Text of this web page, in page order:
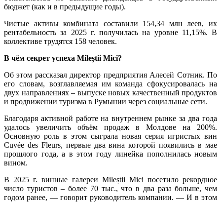
бюджет (как и в предыдущие годы).
Чистые активы комбината составили 154,34 млн леев, их
рентабельность за 2025 г. получилась на уровне 11,15%. В
коллективе трудятся 158 человек.
В чём секрет успеха Mileștii Mici?
Об этом рассказал директор предприятия Алесей Сотник. По
его словам, возглавляемая им команда сфокусировалась на
двух направлениях – выпуске новых качественный продуктов
и продвижении туризма в Румынии через социальные сети.
Благодаря активной работе на внутреннем рынке за два года
удалось увеличить объём продаж в Молдове на 200%.
Основную роль в этом сыграла новая серия игристых вин
Cuvée des Fleurs, первые два вина которой появились в мае
прошлого года, а в этом году линейка пополнилась новым
вином.
В 2025 г. винные галереи Mileștii Mici посетило рекордное
число туристов – более 70 тыс., что в два раза больше, чем
годом ранее, — говорит руководитель компании. — И в этом